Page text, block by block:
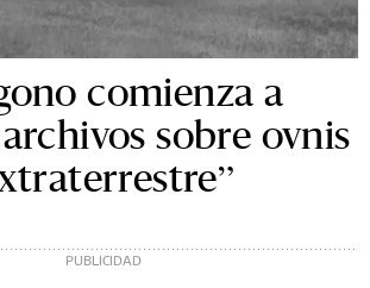
comienza a
sobre ovnis